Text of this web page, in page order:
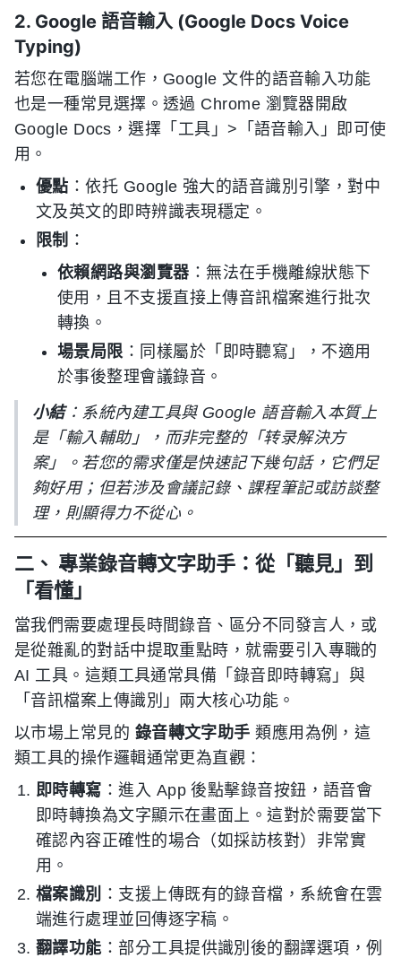
2. Google 語音輸入 (Google Docs Voice
Typing)
若您在電腦端工作，Google 文件的語音輸入功能
也是一種常見選擇。透過 Chrome 瀏覽器開啟
Google Docs，選擇「工具」>「語音輸入」即可使
用。
優點 ：依托 Google 強大的語音識別引擎，對中
文及英文的即時辨識表現穩定。
限制 ：
依賴網路與瀏覽器 ：無法在手機離線狀態下
使用，且不支援直接上傳音訊檔案進行批次
轉換。
場景局限 ：同樣屬於「即時聽寫」，不適用
於事後整理會議錄音。
小結：系統內建工具與 Google 語音輸入本質上
是「輸入輔助」，而非完整的「转录解決方
案」。若您的需求僅是快速記下幾句話，它們足
夠好用；但若涉及會議記錄、課程筆記或訪談整
理，則顯得力不從心。
二、 專業錄音轉文字助手：從「聽見」到
「看懂」
當我們需要處理長時間錄音、區分不同發言人，或
是從雜亂的對話中提取重點時，就需要引入專職的
AI 工具。這類工具通常具備「錄音即時轉寫」與
「音訊檔案上傳識別」兩大核心功能。
以市場上常見的 錄音轉文字助手 類應用為例，這
類工具的操作邏輯通常更為直觀：
即時轉寫 ：進入 App 後點擊錄音按鈕，語音會
即時轉換為文字顯示在畫面上。這對於需要當下
確認內容正確性的場合（如採訪核對）非常實
用。
檔案識別
：支援上傳既有的錄音檔，系統會在雲
端進行處理並回傳逐字稿。
翻譯功能 ：部分工具提供識別後的翻譯選項，例